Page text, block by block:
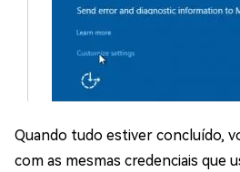
Quando tudo estiver concluído,
com as mesmas credenciais que